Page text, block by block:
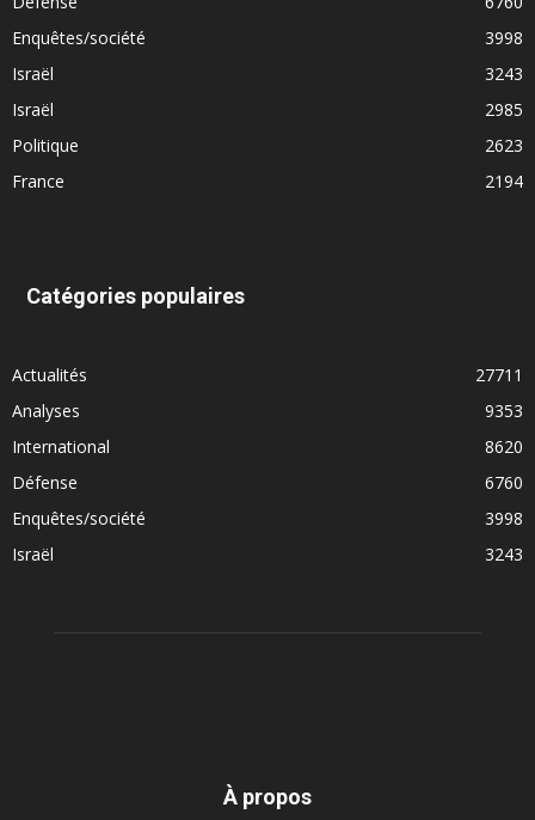
Enquêtes/société
3998
Israël
3243
Israël
2985
Politique
2623
France
2194
Catégories populaires
Actualités
27711
Analyses
9353
International
8620
Défense
6760
Enquêtes/société
3998
Israël
3243
À propos